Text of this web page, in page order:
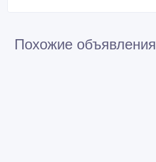
Похожие объявления